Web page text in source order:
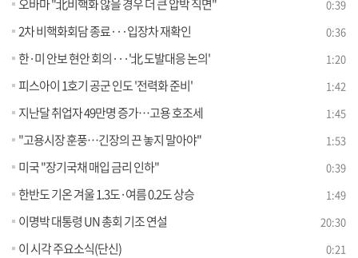
오바마 "北비핵화 않을 경우 더 큰 압박 직면" 0:39
2차 비핵화회담 종료···입장차 재확인 0:36
한·미 안보 현안 회의···'北 도발대응 논의' 1:20
피스아이 1호기 공군 인도 '전력화 준비' 1:42
지난달 취업자 49만명 증가…고용 호조세 1:45
"고용시장 훈풍…긴장의 끈 놓지 말아야" 1:53
미국 "장기국채 매입 금리 인하" 0:39
한반도 기온 겨울 1.3도·여름 0.2도 상승 1:49
이명박 대통령 UN 총회 기조 연설 20:30
이 시각 주요소식(단신) 0:21